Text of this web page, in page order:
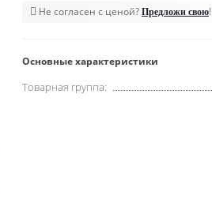
Не согласен с ценой? Предложи свою!
Основные характеристики
Товарная группа: